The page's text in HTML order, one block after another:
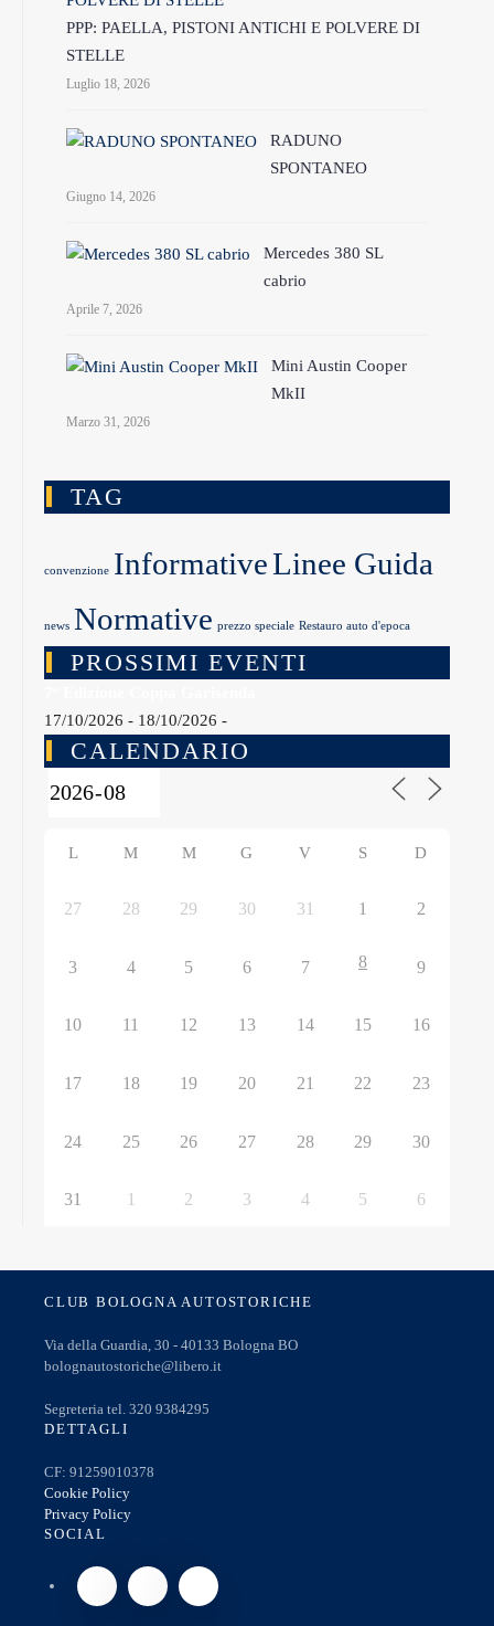
PPP: PAELLA, PISTONI ANTICHI E POLVERE DI
STELLE
Luglio 18, 2026
RADUNO
SPONTANEO
Giugno 14, 2026
Mercedes 380 SL
cabrio
Aprile 7, 2026
Mini Austin Cooper
MkII
Marzo 31, 2026
TAG
convenzione InformativeLinee Guida
news Normative prezzo speciale Restauro auto d'epoca
PROSSIMI EVENTI
17/10/2026 - 18/10/2026 -
CALENDARIO
L M M G V S D
27 28 29 30 31 1 2
3 4 5 6 7 8 9
10 11 12 13 14 15 16
17 18 19 20 21 22 23
24 25 26 27 28 29 30
31 1 2 3 4 5 6
CLUB BOLOGNA AUTOSTORICHE
Via della Guardia, 30 - 40133 Bologna BO
bolognautostoriche@libero.it
Segreteria tel. 320 9384295
DETTAGLI
CF: 91259010378
Cookie Policy
Privacy Policy
SOCIAL